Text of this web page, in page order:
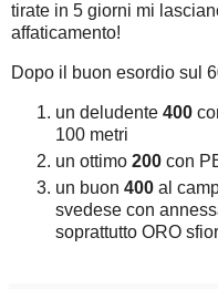
tirate in 5 giorni mi
affaticamento!
Dopo il buon esordio sul
un deludente 400
100 metri
un ottimo 200 con
un buon 400 al
svedese con
soprattutto ORO